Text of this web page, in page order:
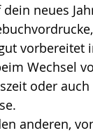
neues
vorbereitet
Wechsel
oder
anderen,